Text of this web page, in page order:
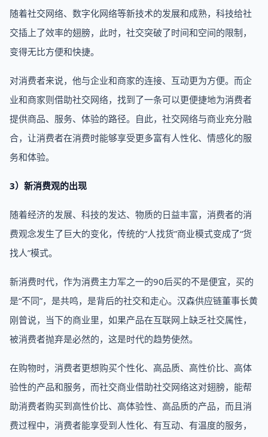
随着社交网络、数字化网络等新技术的发展和成熟，科技给社
交插上了效率的翅膀，此时，社交突破了时间和空间的限制，
变得无比方便和快捷。
对消费者来说，他与企业和商家的连接、互动更为方便。而企
业和商家则借助社交网络，找到了一条可以更便捷地为消费者
提供商品、服务、体验的路径。自此，社交网络与商业充分融
合，让消费者在消费时能够享受更多富有人性化、情感化的服
务和体验。
3）新消费观的出现
随着经济的发展、科技的发达、物质的日益丰富，消费者的消
费观念发生了巨大的变化，传统的“人找货”商业模式变成了“货
找人”模式。
新消费时代，作为消费主力军之一的90后买的不是便宜，买的
是“不同”，是共鸣，是背后的社交和走心。汉森供应链董事长黄
刚曾说，当下的商业里，如果产品在互联网上缺乏社交属性，
被消费者抛弃是必然的，这是时代的趋势使然。
在购物时，消费者更想购买个性化、高品质、高性价比、高体
验性的产品和服务，而社交商业借助社交网络这对翅膀，能帮
助消费者购买到高性价比、高体验性、高品质的产品，而且消
费过程中，消费者能享受到人性化、有互动、有温度的服务，